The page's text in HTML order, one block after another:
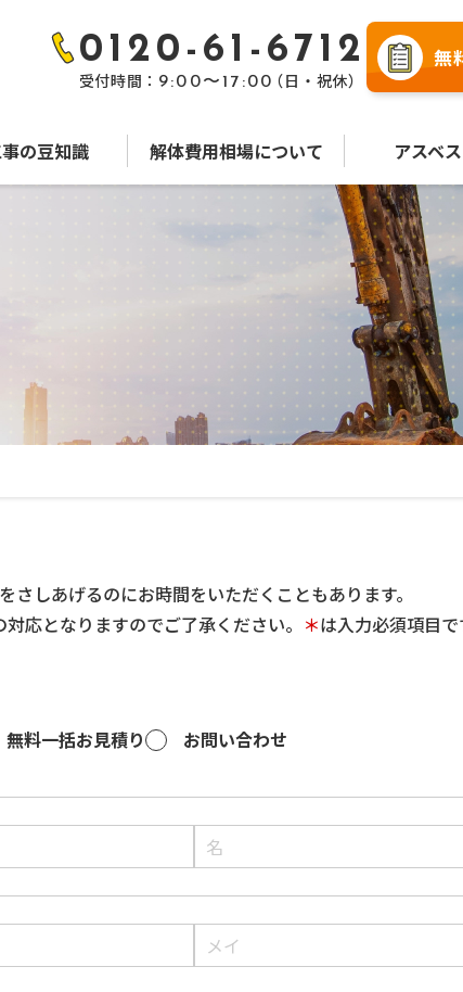
0120-61-6712
受付時間： 9:00〜17:00（日・祝休）
無
の豆知識 解体費用相場について アスベ
さしあげるのにお時間をいただくこともあります。
応となりますのでご了承ください。 ＊は入力必須項目で
無料一括お見積り お問い合わせ